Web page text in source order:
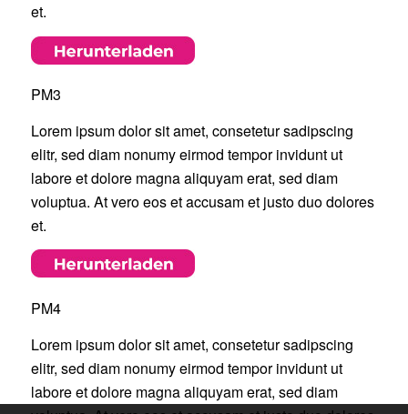
et.
PM3
Lorem ipsum dolor sit amet, consetetur sadipscing
elitr, sed diam nonumy eirmod tempor invidunt ut
labore et dolore magna aliquyam erat, sed diam
voluptua. At vero eos et accusam et justo duo dolores
et.
PM4
Lorem ipsum dolor sit amet, consetetur sadipscing
elitr, sed diam nonumy eirmod tempor invidunt ut
labore et dolore magna aliquyam erat, sed diam